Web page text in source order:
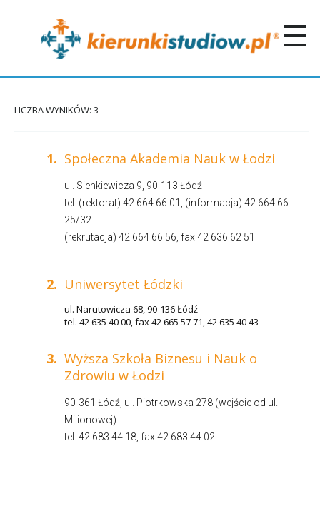
LICZBA WYNIKÓW: 3
1. Społeczna Akademia Nauk w Łodzi
ul. Sienkiewicza 9, 90-113 Łódź
tel. (rektorat) 42 664 66 01, (informacja) 42 664 66
25/32
(rekrutacja) 42 664 66 56, fax 42 636 62 51
2. Uniwersytet Łódzki
ul. Narutowicza 68, 90-136 Łódź
tel. 42 635 40 00, fax 42 665 57 71, 42 635 40 43
3. Wyższa Szkoła Biznesu i Nauk o
Zdrowiu w Łodzi
90-361 Łódź, ul. Piotrkowska 278 (wejście od ul.
Milionowej)
tel. 42 683 44 18, fax 42 683 44 02